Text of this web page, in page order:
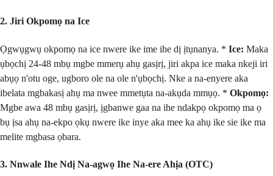
2. Jiri Okpomọ na Ice
Ọgwụgwụ okpomọ na ice nwere ike ime ihe dị ịtụnanya. * Ice: Maka
ụbọchị 24-48 mbụ mgbe mmerụ ahụ gasịrị, jiri akpa ice maka nkeji iri
abụọ n'otu oge, ugboro ole na ole n'ụbọchị. Nke a na-enyere aka
ibelata mgbakasị ahụ ma nwee mmetụta na-akụda mmụọ. * Okpomọ:
Mgbe awa 48 mbụ gasịrị, ịgbanwe gaa na ihe ndakpọ okpomọ ma ọ
bụ ịsa ahụ na-ekpo ọkụ nwere ike inye aka mee ka ahụ ike sie ike ma
melite mgbasa ọbara.
3. Nnwale Ihe Ndị Na-agwọ Ihe Na-ere Ahịa (OTC)